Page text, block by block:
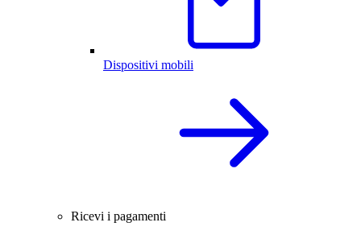
Dispositivi mobili
Ricevi i pagamenti